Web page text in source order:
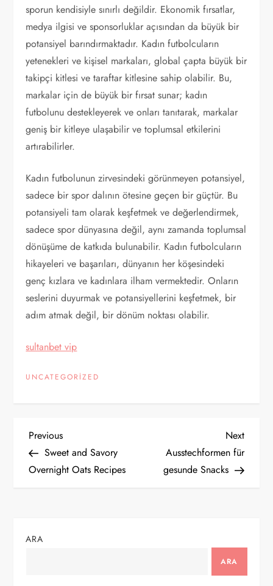
sporun kendisiyle sınırlı değildir. Ekonomik fırsatlar,
medya ilgisi ve sponsorluklar açısından da büyük bir
potansiyel barındırmaktadır. Kadın futbolcuların
yetenekleri ve kişisel markaları, global çapta büyük bir
takipçi kitlesi ve taraftar kitlesine sahip olabilir. Bu,
markalar için de büyük bir fırsat sunar; kadın
futbolunu destekleyerek ve onları tanıtarak, markalar
geniş bir kitleye ulaşabilir ve toplumsal etkilerini
artırabilirler.
Kadın futbolunun zirvesindeki görünmeyen potansiyel,
sadece bir spor dalının ötesine geçen bir güçtür. Bu
potansiyeli tam olarak keşfetmek ve değerlendirmek,
sadece spor dünyasına değil, aynı zamanda toplumsal
dönüşüme de katkıda bulunabilir. Kadın futbolcuların
hikayeleri ve başarıları, dünyanın her köşesindeki
genç kızlara ve kadınlara ilham vermektedir. Onların
seslerini duyurmak ve potansiyellerini keşfetmek, bir
adım atmak değil, bir dönüm noktası olabilir.
sultanbet vip
UNCATEGORIZED
Y
a
Previous
Post
Previous
Sweet and Savory
Overnight Oats Recipes
Next
Post
Next
Ausstechformen für
gesunde Snacks
ARA
ARA